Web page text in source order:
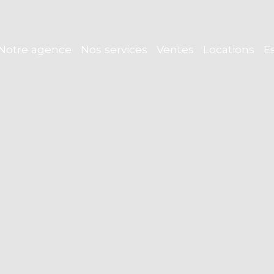
agence Nos services Ventes Locations